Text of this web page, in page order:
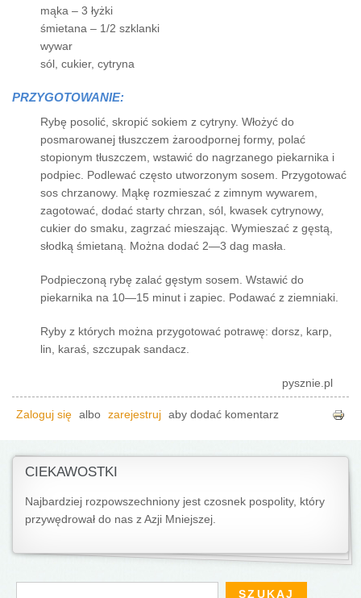
mąka – 3 łyżki
śmietana – 1/2 szklanki
wywar
sól, cukier, cytryna
PRZYGOTOWANIE:
Rybę posolić, skropić sokiem z cytryny. Włożyć do
posmarowanej tłuszczem żaroodpornej formy, polać
stopionym tłuszczem, wstawić do nagrzanego piekarnika i
podpiec. Podlewać często utworzonym sosem. Przygotować
sos chrzanowy. Mąkę rozmieszać z zimnym wywarem,
zagotować, dodać starty chrzan, sól, kwasek cytrynowy,
cukier do smaku, zagrzać mieszając. Wymieszać z gęstą,
słodką śmietaną. Można dodać 2—3 dag masła.
Podpieczoną rybę zalać gęstym sosem. Wstawić do
piekarnika na 10—15 minut i zapiec. Podawać z ziemniaki.
Ryby z których można przygotować potrawę: dorsz, karp,
lin, karaś, szczupak sandacz.
pysznie.pl
Zaloguj się albo zarejestruj aby dodać komentarz
CIEKAWOSTKI
Najbardziej rozpowszechniony jest czosnek pospolity, który
przywędrował do nas z Azji Mniejszej.
Formularz wyszukiwania
Szukaj